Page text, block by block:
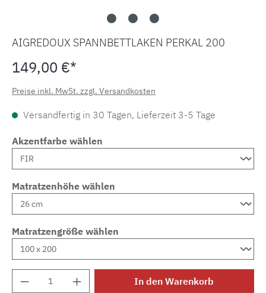
AIGREDOUX SPANNBETTLAKEN PERKAL 200
149,00 €*
Preise inkl. MwSt. zzgl. Versandkosten
Versandfertig in 30 Tagen, Lieferzeit 3-5 Tage
Akzentfarbe wählen
Matratzenhöhe wählen
Matratzengröße wählen
Produkt Anzahl: Gib den gewünschten
In den Warenkorb